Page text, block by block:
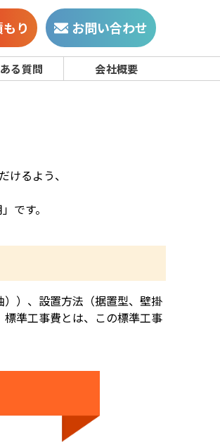
り お問い合わせ
る質問 会社概要
るよう、
です。
）、設置方法（据置型、壁掛
準工事費とは、この標準工事